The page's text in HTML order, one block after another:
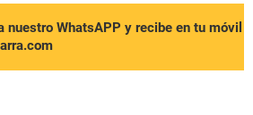
nuestro WhatsAPP y recibe en tu móvil